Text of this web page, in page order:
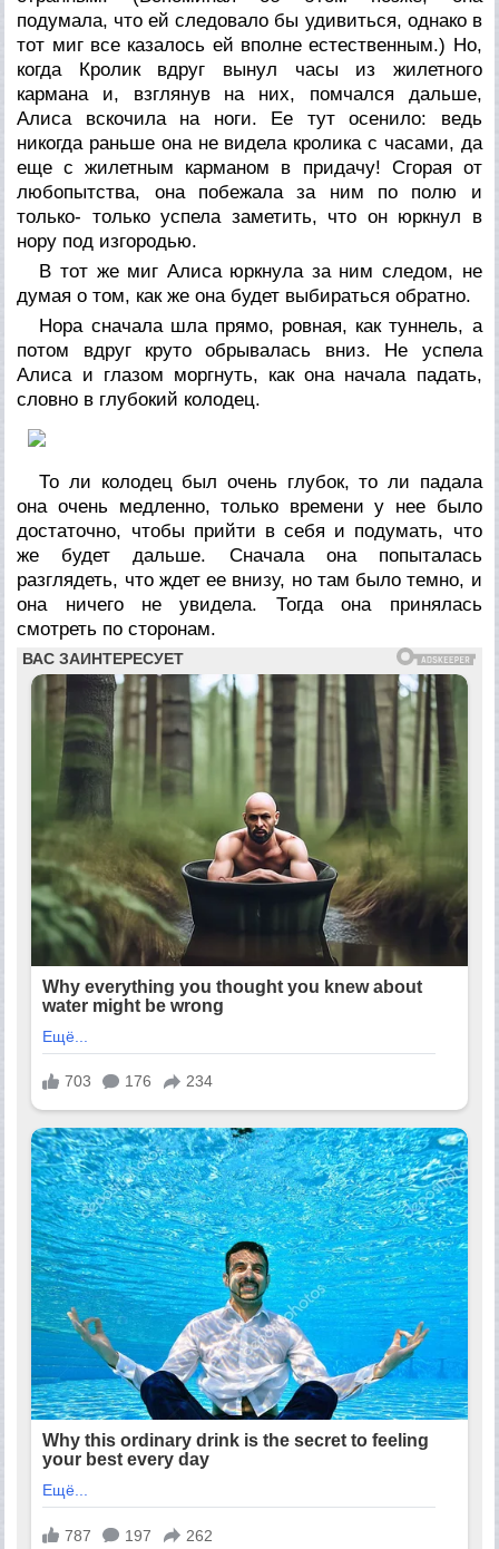
подумала, что ей следовало бы удивиться, однако в
тот миг все казалось ей вполне естественным.) Но,
когда Кролик вдруг вынул часы из жилетного
карманаи, взглянув на них, помчался дальше,
Алиса вскочила на ноги. Ее тут осенило: ведь
никогда раньше она не видела кролика с часами, да
еще с жилетным карманом в придачу! Сгорая от
любопытства, она побежала за ним по полю и
только- только успела заметить, что он юркнул в
нору под изгородью.
В тот же миг Алиса юркнула за ним следом, не
думая о том, как же она будет выбираться обратно.
Нора сначала шла прямо, ровная, как туннель, а
потом вдруг круто обрывалась вниз. Не успела
Алиса и глазом моргнуть, как она начала падать,
словно в глубокий колодец.
То ли колодец был очень глубок, то ли падала
она очень медленно, только времени у нее было
достаточно, чтобы прийти в себя и подумать, что
же будет дальше. Сначала она попыталась
разглядеть, что ждет ее внизу, но там было темно, и
она ничего не увидела. Тогда она принялась
смотреть по сторонам.